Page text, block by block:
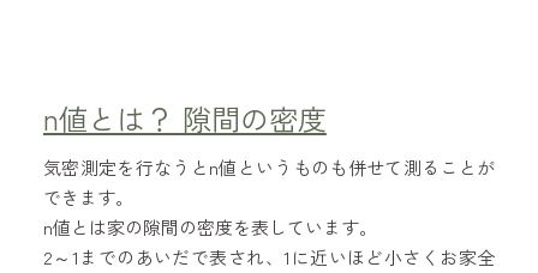
n値とは？ 隙間の密度
気密測定を行なうとn値というものも併せて測ることが
できます。
n値とは家の隙間の密度を表しています。
2～1までのあいだで表され、1に近いほど小さくお家全